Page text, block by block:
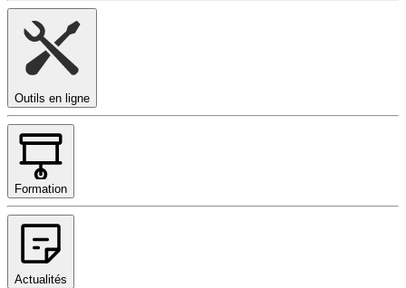
Outils en ligne
Formation
Actualités